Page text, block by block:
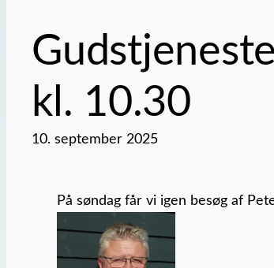
kl. 10.30
10. september 2025
På søndag får vi igen besøg af